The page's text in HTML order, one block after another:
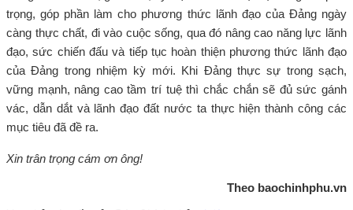
trọng, góp phần làm cho phương thức lãnh đạo của Đảng ngày
càng thực chất, đi vào cuộc sống, qua đó nâng cao năng lực lãnh
đạo, sức chiến đấu và tiếp tục hoàn thiện phương thức lãnh đạo
của Đảng trong nhiệm kỳ mới. Khi Đảng thực sự trong sạch,
vững mạnh, nâng cao tầm trí tuệ thì chắc chắn sẽ đủ sức gánh
vác, dẫn dắt và lãnh đạo đất nước ta thực hiện thành công các
mục tiêu đã đề ra.
Xin trân trọng cám ơn ông!
Theo baochinhphu.vn